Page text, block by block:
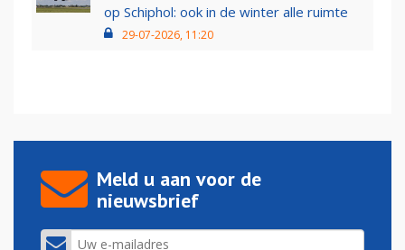
op Schiphol: ook in de winter alle ruimte
29-07-2026, 11:20
Meld u aan voor de
nieuwsbrief